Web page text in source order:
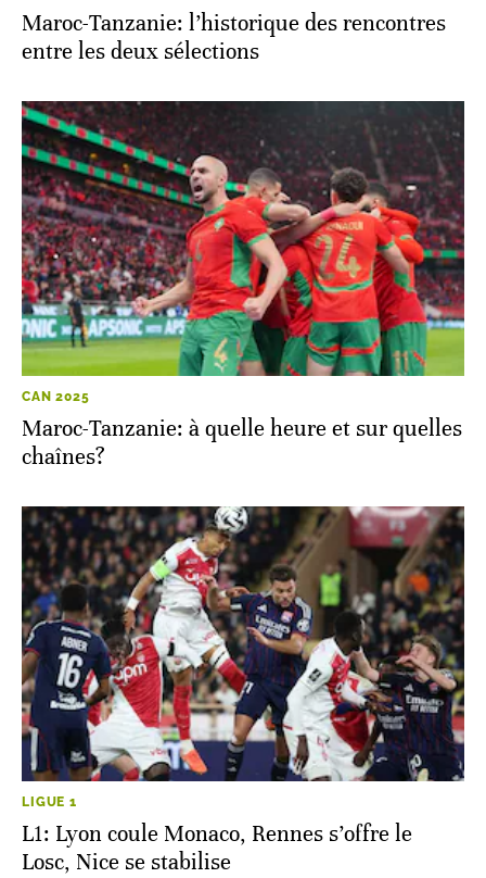
Maroc-Tanzanie: l’historique des rencontres
entre les deux sélections
CAN 2025
Maroc-Tanzanie: à quelle heure et sur quelles
chaînes?
LIGUE 1
L1: Lyon coule Monaco, Rennes s’offre le
Losc, Nice se stabilise